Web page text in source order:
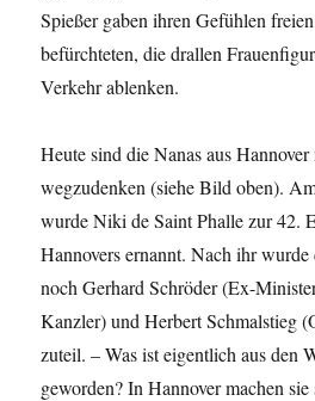
Spießer gaben ihren Gefühlen
befürchteten, die drallen
Verkehr ablenken.
Heute sind die Nanas aus
wegzudenken (siehe Bild oben).
wurde Niki de Saint Phalle zur 42.
Hannovers ernannt. Nach ihr
noch Gerhard Schröder (Ex-
Kanzler) und Herbert Schmalstieg
zuteil. – Was ist eigentlich aus den
geworden? In Hannover machen